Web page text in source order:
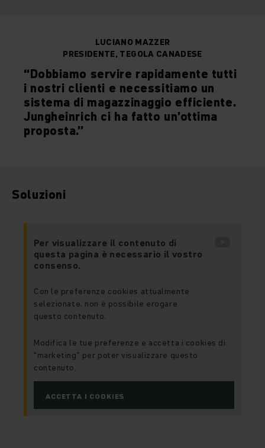
LUCIANO MAZZER
PRESIDENTE, TEGOLA CANADESE
“Dobbiamo servire rapidamente tutti
i nostri clienti e necessitiamo un
sistema di magazzinaggio efficiente.
Jungheinrich ci ha fatto un’ottima
proposta.”
Soluzioni
Per visualizzare il contenuto di
questa pagina è necessario il vostro
consenso.
Con le preferenze cookies attualmente
selezionate, non è possibile erogare
questo contenuto.
Modifica le tue preferenze e accetta i cookies di
“marketing” per poter visualizzare questo
contenuto.
ACCETTA I COOKIES